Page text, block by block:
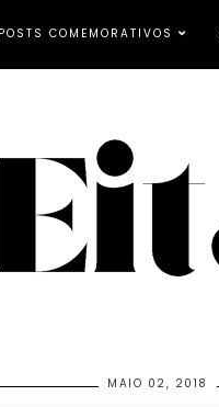
POSTS COMEMORATIVOS
MAIO 02, 2018